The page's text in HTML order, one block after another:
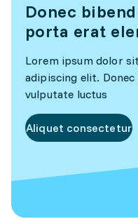
Donec
porta erat
Lorem ipsum dolor
adipiscing elit.
vulputate luctus
Aliquet consectetur